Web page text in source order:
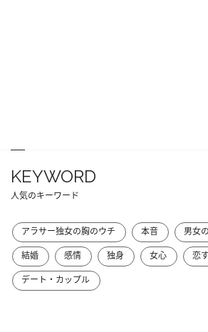
KEYWORD
人気のキーワード
アラサー独女の胸のウチ 本音 男女
結婚
感情 独身 女心
恋
デート・カップル